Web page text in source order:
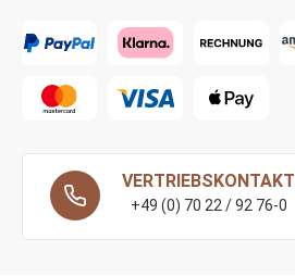
VERTRIEBSKONTAKT
+49 (0) 70 22 / 92 76-0